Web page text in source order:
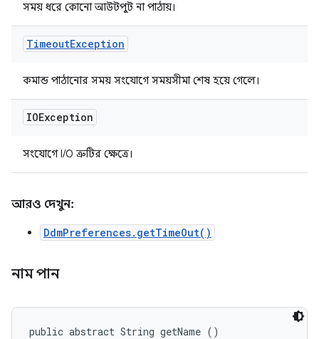
সময় ধরে কোনো আউটপুট না পাঠায়।
TimeoutException
কমান্ড পাঠানোর সময় সংযোগে সময়সীমা শেষ হয়ে গেলে।
IOException
সংযোগে I/O ত্রুটির ক্ষেত্রে।
আরও দেখুন:
DdmPreferences.getTimeOut()
নাম পান
public abstract String getName ()